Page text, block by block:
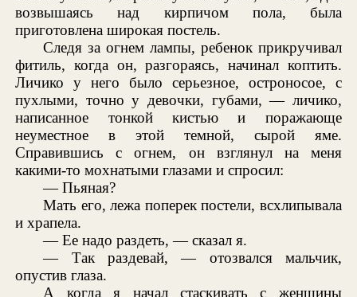
возвышаясь над кирпичом пола, была
приготовлена широкая постель.
Следя за огнем лампы, ребенок прикручивал
фитиль, когда он, разгораясь, начинал коптить.
Личико у него было серьезное, остроносое, с
пухлыми, точно у девочки, губами, — личико,
написанное тонкой кистью и поражающе
неуместное в этой темной, сырой яме.
Справившись с огнем, он взглянул на меня
какими-то мохнатыми глазами и спросил:
— Пьяная?
Мать его, лежа поперек постели, всхлипывала
и храпела.
— Ее надо раздеть, — сказал я.
— Так раздевай, — отозвался мальчик,
опустив глаза.
А когда я начал стаскивать с женщины